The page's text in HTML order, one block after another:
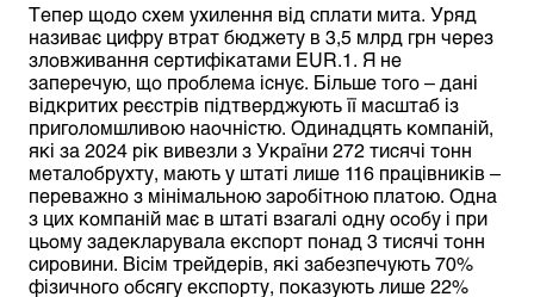
Тепер щодо схем ухилення від сплати мита. Уряд
називає цифру втрат бюджету в 3,5 млрд грн через
зловживання сертифікатами EUR.1. Я не
заперечую, що проблема існує. Більше того – дані
відкритих реєстрів підтверджують її масштаб із
приголомшливою наочністю. Одинадцять компаній,
які за 2024 рік вивезли з України 272 тисячі тонн
металобрухту, мають у штаті лише 116 працівників –
переважно з мінімальною заробітною платою. Одна
з цих компаній має в штаті взагалі одну особу і при
цьому задекларувала експорт понад 3 тисячі тонн
сировини. Вісім трейдерів, які забезпечують 70%
фізичного обсягу експорту, показують лише 22%